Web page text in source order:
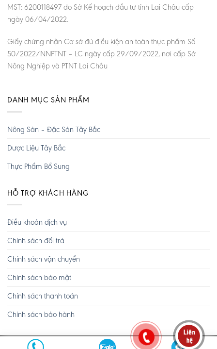
MST: 6200118497 do Sở Kế hoạch đầu tư tỉnh Lai Châu cấp
ngày 06/04/2022.
Giấy chứng nhận Cơ sở đủ điều kiện an toàn thực phẩm Số
50/2022/NNPTNT – LC ngày cấp 29/09/2022, nơi cấp Sở
Nông Nghiệp và PTNT Lai Châu
DANH MỤC SẢN PHẨM
Nông Sản – Đặc Sản Tây Bắc
Dược Liệu Tây Bắc
Thực Phẩm Bổ Sung
HỖ TRỢ KHÁCH HÀNG
Điều khoản dịch vụ
Chính sách đổi trả
Chính sách vận chuyển
Chính sách bảo mật
Chính sách thanh toán
Chính sách bảo hành
Copyright 2026 © Tây Bắc TV